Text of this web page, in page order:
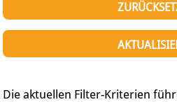
Die aktuellen Filter-Kriterien